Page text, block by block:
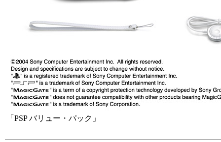
「PSP バリュー・パック」